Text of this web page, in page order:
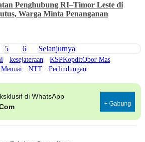
Penghubung RI–Timor Leste di
Warga Minta Penanganan
5 6 Selanjutnya
kesejateraan
KSPKopditObor Mas
Menuai NTT Perlindungan
di WhatsApp
+ Gabung